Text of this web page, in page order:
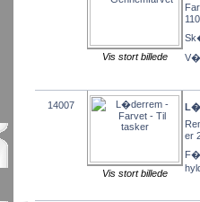
Vis stort billede
14007
Vis stort billede
er